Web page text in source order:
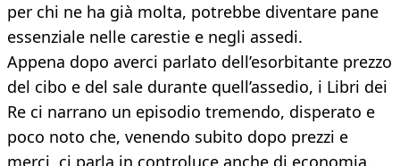
per chi ne ha già molta, potrebbe diventare pane
essenziale nelle carestie e negli assedi.
Appena dopo averci parlato dell’esorbitante prezzo
del cibo e del sale durante quell’assedio, i Libri dei
Re ci narrano un episodio tremendo, disperato e
poco noto che, venendo subito dopo prezzi e
merci, ci parla in controluce anche di economia.